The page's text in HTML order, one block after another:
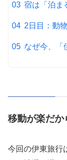
宿は「泊ま
2日目：動
なぜ今、「
移動が楽だ
今回の伊東旅行